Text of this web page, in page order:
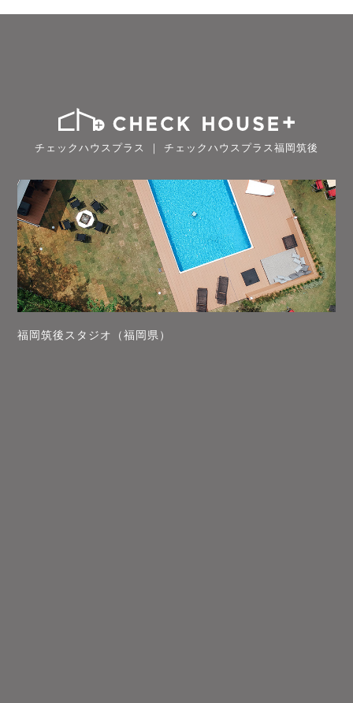
チェックハウスプラス ｜ チェックハウスプラス福岡筑後
福岡筑後スタジオ（福岡県）